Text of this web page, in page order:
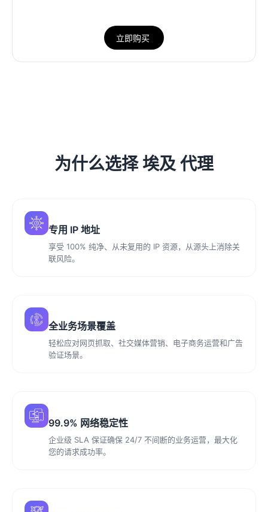
立即购买
为什么选择 埃及 代理
专用 IP 地址
享受 100% 纯净、从未复用的 IP 资源，从源头上消除关
联风险。
全业务场景覆盖
轻松应对网页抓取、社交媒体营销、电子商务运营和广告
验证场景。
99.9% 网络稳定性
企业级 SLA 保证确保 24/7 不间断的业务运营，最大化
您的请求成功率。